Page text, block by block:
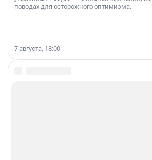
поводах для осторожного оптимизма.
7 августа, 18:00